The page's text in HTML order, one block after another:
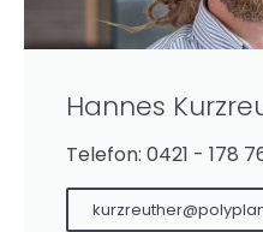
Hannes
Telefon: 0421 - 178